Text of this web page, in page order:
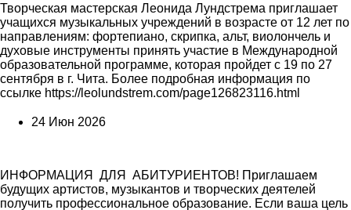
Творческая мастерская Леонида Лундстрема приглашает
учащихся музыкальных учреждений в возрасте от 12 лет по
направлениям: фортепиано, скрипка, альт, виолончель и
духовые инструменты принять участие в Международной
образовательной программе, которая пройдет с 19 по 27
сентября в г. Чита. Более подробная информация по
ссылке https://leolundstrem.com/page126823116.html
24 Июн 2026
ИНФОРМАЦИЯ ДЛЯ АБИТУРИЕНТОВ! Приглашаем
будущих артистов, музыкантов и творческих деятелей
получить профессиональное образование. Если ваша цель